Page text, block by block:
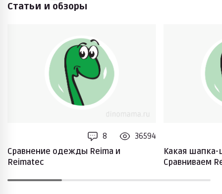
Статьи и обзоры
8
36594
Сравнение одежды Reima и
Reimatec
Какая
Сравниваем